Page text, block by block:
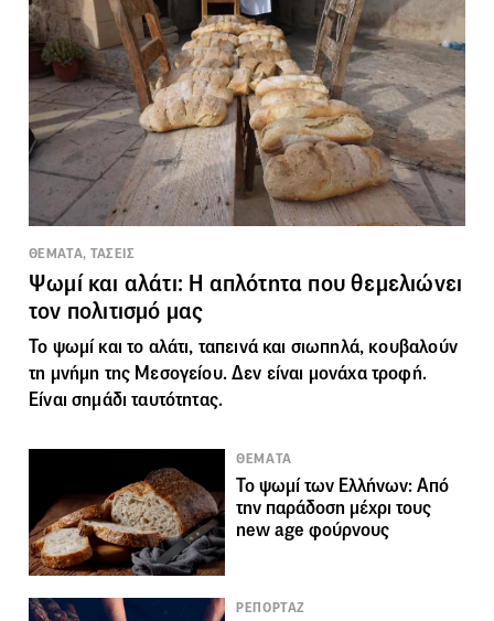
ΘΕΜΑΤΑ, ΤΑΣΕΙΣ
Ψωμί και αλάτι: Η απλότητα που θεμελιώνει
τον πολιτισμό μας
Το ψωμί και το αλάτι, ταπεινά και σιωπηλά, κουβαλούν
τη μνήμη της Μεσογείου. Δεν είναι μονάχα τροφή.
Είναι σημάδι ταυτότητας.
ΘΕΜΑΤΑ
Το ψωμί των Ελλήνων: Από
την παράδοση μέχρι τους
new age φούρνους
ΡΕΠΟΡΤΑΖ